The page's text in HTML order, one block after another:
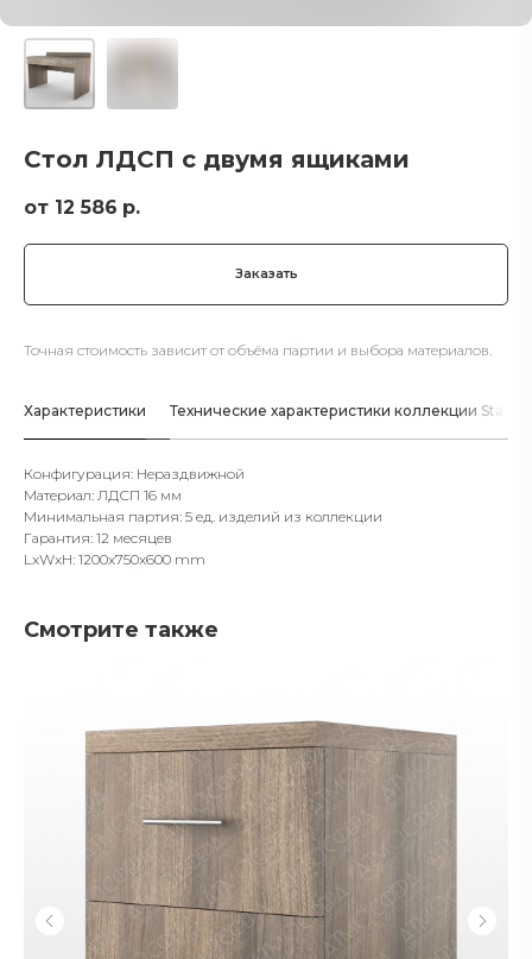
Стол ЛДСП с двумя ящиками
12 586 р.
Заказать
Точная стоимость зависит от объёма партии и выбора материалов.
Характеристики Технические характеристики коллекции
Конфигурация: Нераздвижной
Материал: ЛДСП 16 мм
Минимальная партия: 5 ед. изделий из коллекции
Гарантия: 12 месяцев
LxWxH: 1200x750x600 mm
Смотрите также